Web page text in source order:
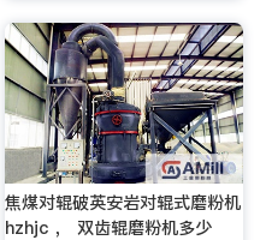
焦煤对辊破英安岩对辊式磨粉机
hzhjc ， 双齿辊磨粉机多少